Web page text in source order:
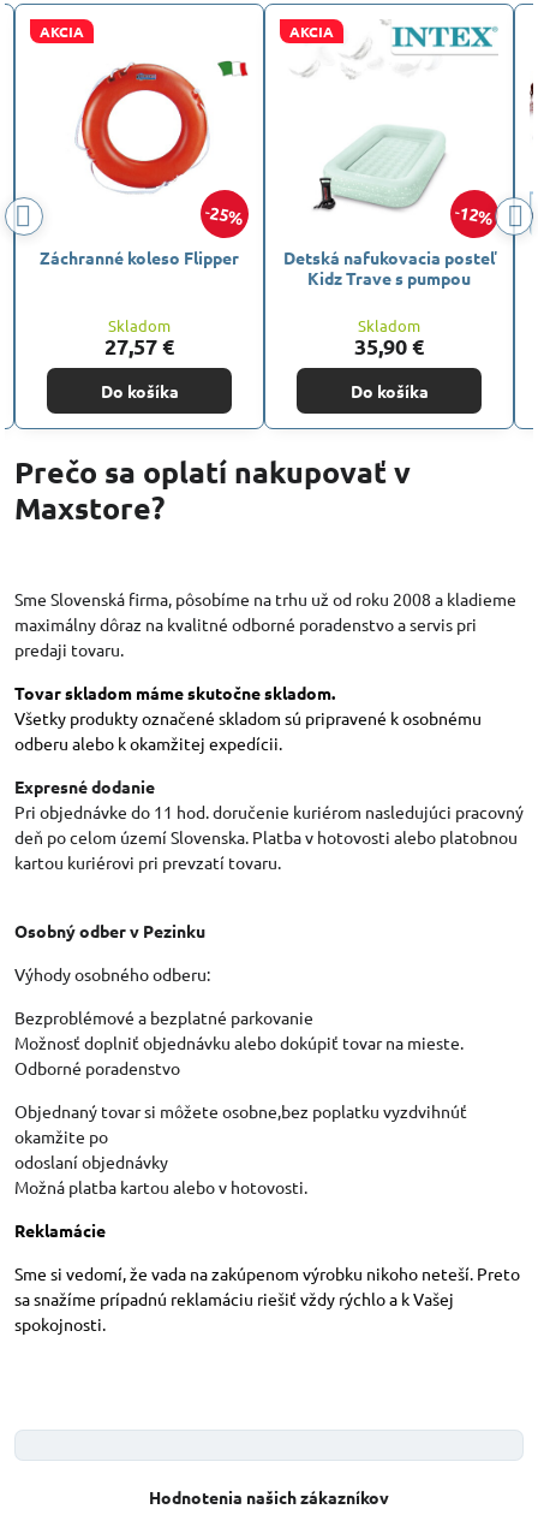
12%
AKCIA
Detská nafukovacia posteľ
Skladom
35,90 €
Do košíka
Nafukovací set Intex
matrac + pumpa + 2x
Skladom
25,90 €
Do košíka
Prečo sa oplatí nakupovať v
Maxstore?
Sme Slovenská firma, pôsobíme na trhu už od roku 2008 a kladieme
maximálny dôraz na kvalitné odborné poradenstvo a servis pri
predaji tovaru.
Tovar skladom máme skutočne skladom.
Všetky produkty označené skladom sú pripravené k osobnému
odberu alebo k okamžitej expedícii.
Expresné dodanie
Pri objednávke do 11 hod. doručenie kuriérom nasledujúci pracovný
deň po celom území Slovenska. Platba v hotovosti alebo platobnou
kartou kuriérovi pri prevzatí tovaru.
Osobný odber v Pezinku
Výhody osobného odberu:
Bezproblémové a bezplatné parkovanie
Možnosť doplniť objednávku alebo dokúpiť tovar na mieste.
Odborné poradenstvo
Objednaný tovar si môžete osobne,bez poplatku vyzdvihnúť
okamžite po
odoslaní objednávky
Možná platba kartou alebo v hotovosti.
Reklamácie
Sme si vedomí, že vada na zakúpenom výrobku nikoho neteší. Preto
sa snažíme prípadnú reklamáciu riešiť vždy rýchlo a k Vašej
spokojnosti.
Hodnotenia našich zákazníkov